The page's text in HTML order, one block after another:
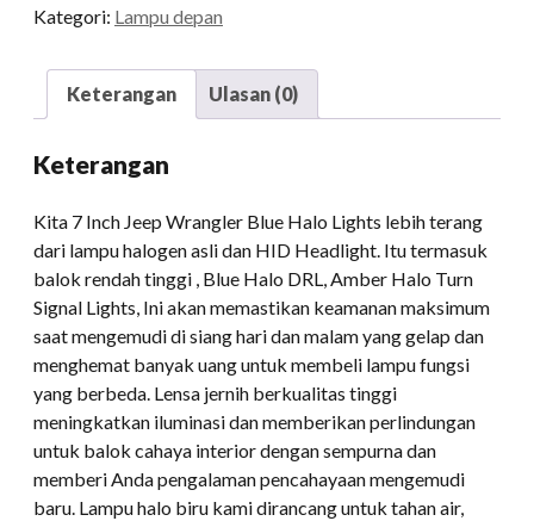
Blue
Lampu
Jeep
kuantitas
Kategori: Lampu depan
Keterangan Ulasan (0)
Keterangan
Kita 7 Inch Jeep Wrangler Blue Halo Lights lebih terang
dari lampu halogen asli dan HID Headlight. Itu termasuk
balok rendah tinggi , Blue Halo DRL, Amber Halo Turn
Signal Lights, Ini akan memastikan keamanan maksimum
saat mengemudi di siang hari dan malam yang gelap dan
menghemat banyak uang untuk membeli lampu fungsi
yang berbeda. Lensa jernih berkualitas tinggi
meningkatkan iluminasi dan memberikan perlindungan
untuk balok cahaya interior dengan sempurna dan
memberi Anda pengalaman pencahayaan mengemudi
baru. Lampu halo biru kami dirancang untuk tahan air,